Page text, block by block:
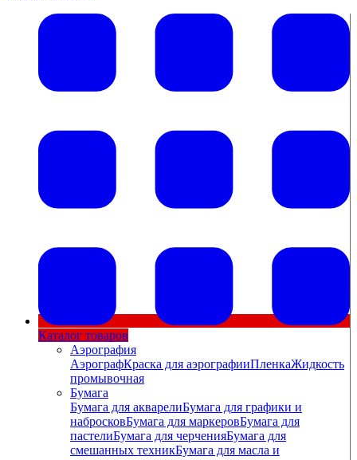
Каталог товаров
Аэрография
АэрографКраска для аэрографииПленкаЖидкость
промывочная
Бумага
Бумага для акварелиБумага для графики и
набросковБумага для маркеровБумага для
пастелиБумага для черченияБумага для
смешанных техникБумага для масла и